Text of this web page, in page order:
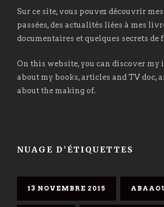
Sur ce site, vous pouvez découvrir
passées, des actualités liées à mes
documentaires et quelques secrets
On this website, you can discover my
about my books, articles and TV doc,
about the making of.
NUAGE D’ÉTIQUETTES
13 NOVEMBRE 2015